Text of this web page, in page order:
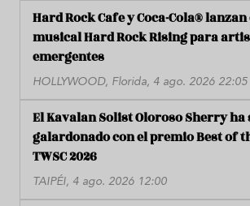
Hard Rock Cafe y Coca-Cola®
musical Hard Rock Rising para
emergentes
HOLLYWOOD, Florida, 4 ago. 2026 22:05
El Kavalan Solist Oloroso Sherry ha
galardonado con el premio Best of
TWSC 2026
TAIPÉI, 4 ago. 2026 12:00